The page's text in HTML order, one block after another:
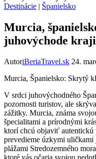
Destinácie | Španielsko
Murcia,
juhovýchode
AutoriBeriaTravel.sk 24.
Murcia, Španielsko:⁣ Skrytý
V srdci juhovýchodného
pozornosti turistov, ale
⁢zážitky. Murcia, známa
špecialitami a prírodnými
ktorí chcú objaviť autentickú
prevedieme úzkymi⁤ uličkami
plážami Stredozemného
ktoré vás očaria ⁣svojou